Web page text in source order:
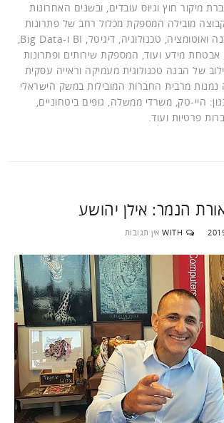
מיקור חוץ וגיוס עובדים, ובשנים האחרונות
מובילה המספקת מכלול רחב של פתרונות
בתחומי: בדיקות תוכנה ואוטומציה, טכנולוגיה, דיגיטל, BI ו-Big Data,
אבטחת מידע ועוד, המספקת שירותים ופתרונות
של הבנה טכנולוגית מעמיקה וראייה עסקית
נמנות מרבית החברות המובילות במשק הישראלי
היי-טק, משרדי ממשלה, גופים ביטחוניים,
פרטיות ועוד.
הנמר: אילן יהושע
WITH אין תגובות